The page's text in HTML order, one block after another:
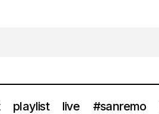
playlist live #sanremo